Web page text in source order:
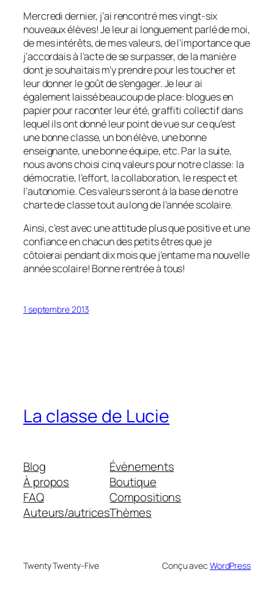
Mercredi dernier, j’ai rencontré mes vingt-six
nouveaux élèves! Je leur ai longuement parlé de moi,
de mes intérêts, de mes valeurs, de l’importance que
j’accordais à l’acte de se surpasser, de la manière
dont je souhaitais m’y prendre pour les toucher et
leur donner le goût de s’engager. Je leur ai
également laissé beaucoup de place: blogues en
papier pour raconter leur été, graffiti collectif dans
lequel ils ont donné leur point de vue sur ce qu’est
une bonne classe, un bon élève, une bonne
enseignante, une bonne équipe, etc. Par la suite,
nous avons choisi cinq valeurs pour notre classe: la
démocratie, l’effort, la collaboration, le respect et
l’autonomie. Ces valeurs seront à la base de notre
charte de classe tout au long de l’année scolaire.
Ainsi, c’est avec une attitude plus que positive et une
confiance en chacun des petits êtres que je
côtoierai pendant dix mois que j’entame ma nouvelle
année scolaire! Bonne rentrée à tous!
1 septembre 2013
La classe de Lucie
Blog
À propos
FAQ
Auteurs/autrices
Évènements
Boutique
Compositions
Thèmes
Twenty Twenty-Five Conçu avec WordPress